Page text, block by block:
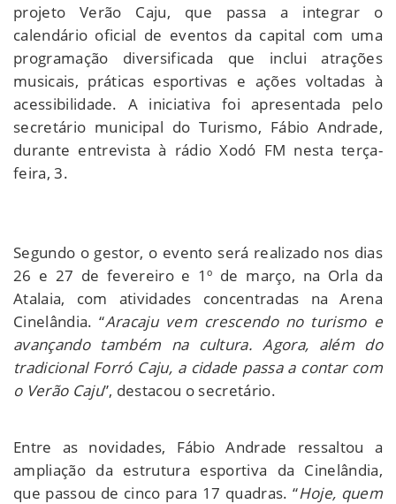
projeto Verão Caju, que passa a integrar o
calendário oficial de eventos da capital com uma
programação diversificada que inclui atrações
musicais, práticas esportivas e ações voltadas à
acessibilidade. A iniciativa foi apresentada pelo
secretário municipal do Turismo, Fábio Andrade,
durante entrevista à rádio Xodó FM nesta terça-
feira, 3.
Segundo o gestor, o evento será realizado nos dias
26 e 27 de fevereiro e 1º de março, na Orla da
Atalaia, com atividades concentradas na Arena
Cinelândia. “Aracaju vem crescendo no turismo e
avançando também na cultura. Agora, além do
tradicional Forró Caju, a cidade passa a contar com
o Verão Caju”, destacou o secretário.
Entre as novidades, Fábio Andrade ressaltou a
ampliação da estrutura esportiva da Cinelândia,
que passou de cinco para 17 quadras. “Hoje, quem